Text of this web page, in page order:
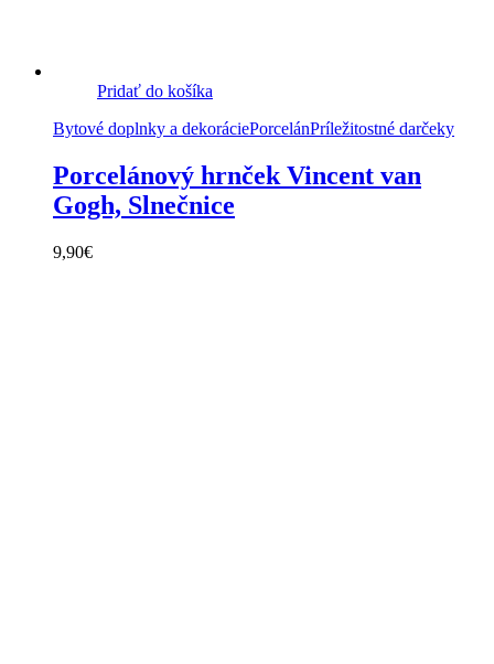
Pridať do košíka
Bytové doplnky a dekoráciePorcelánPríležitostné darčeky
Porcelánový hrnček Vincent van
Gogh, Slnečnice
9,90€